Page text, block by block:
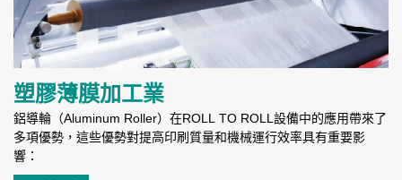
塑膠薄膜加工業
鋁導輪（Aluminum Roller）在ROLL TO ROLL設備中的應用帶來了
多項優勢，這些優勢對提高印刷質量和機械運行效率具有重要影
響：